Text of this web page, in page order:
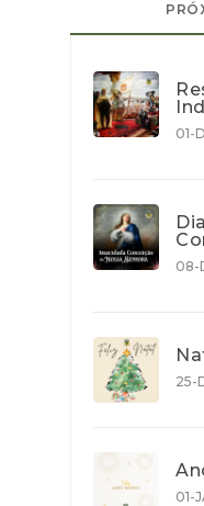
01-
08-
25-
01-